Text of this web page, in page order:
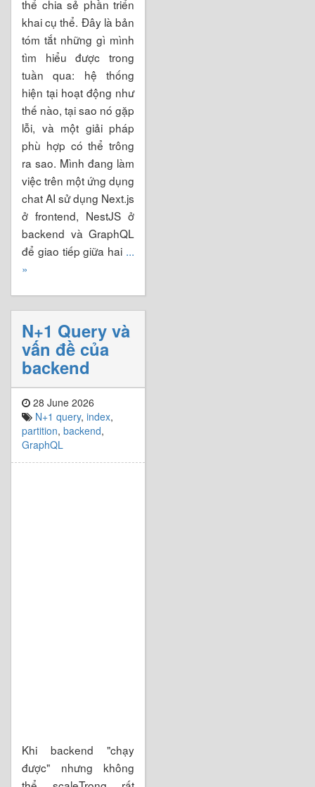
thể chia sẻ phần triển
khai cụ thể. Đây là bản
tóm tắt những gì mình
tìm hiểu được trong
tuần qua: hệ thống
hiện tại hoạt động như
thế nào, tại sao nó gặp
lỗi, và một giải pháp
phù hợp có thể trông
ra sao. Mình đang làm
việc trên một ứng dụng
chat AI sử dụng Next.js
ở frontend, NestJS ở
backend và GraphQL
để giao tiếp giữa hai ...
»
N+1 Query và
vấn đề của
backend
28 June 2026
N+1 query, index,
partition, backend,
GraphQL
Khi backend "chạy
được" nhưng không